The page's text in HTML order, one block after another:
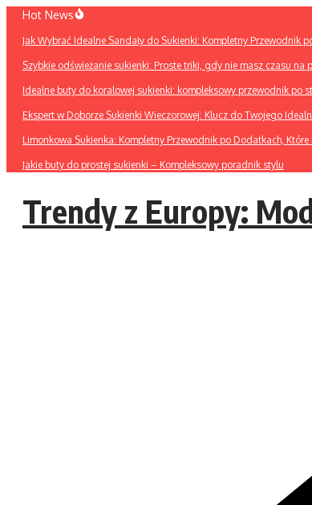
Przejdź
treści
Hot News
Jak Wybrać Idealne Sandały do Sukienki: Kompletny Przewodnik
Szybkie odświeżanie sukienki: Proste triki, gdy nie masz czasu na
Idealne buty do koralowej sukienki: kompleksowy przewodnik po
Ekspert w Doborze Sukienki Wieczorowej: Klucz do Twojego
Limonkowa Sukienka: Kompletny Przewodnik po Dodatkach, Które
Jakie buty do prostej sukienki – Kompleksowy poradnik stylu
Trendy z Europy: